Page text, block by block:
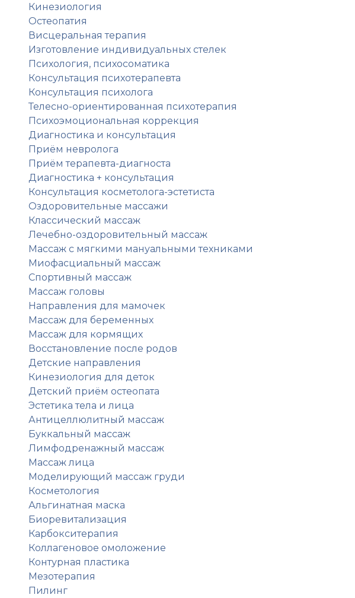
Кинезиология
Остеопатия
Висцеральная терапия
Изготовление индивидуальных стелек
Психология, психосоматика
Консультация психотерапевта
Консультация психолога
Телесно-ориентированная психотерапия
Психоэмоциональная коррекция
Диагностика и консультация
Приём невролога
Приём терапевта-диагноста
Диагностика + консультация
Консультация косметолога-эстетиста
Оздоровительные массажи
Классический массаж
Лечебно-оздоровительный массаж
Массаж с мягкими мануальными техниками
Миофасциальный массаж
Спортивный массаж
Массаж головы
Направления для мамочек
Массаж для беременных
Массаж для кормящих
Восстановление после родов
Детские направления
Кинезиология для деток
Детский приём остеопата
Эстетика тела и лица
Антицеллюлитный массаж
Буккальный массаж
Лимфодренажный массаж
Массаж лица
Моделирующий массаж груди
Косметология
Альгинатная маска
Биоревитализация
Карбокситерапия
Коллагеновое омоложение
Контурная пластика
Мезотерапия
Пилинг